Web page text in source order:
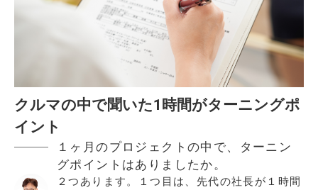
クルマの中で聞いた1時間がターニングポ
イント
１ヶ月のプロジェクトの中で、ターニン
グポイントはありましたか。
２つあります。１つ目は、先代の社長が１時間